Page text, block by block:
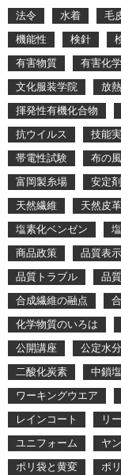
法令
水着 毛
機能性
検針
有害物質
有害化
文化服装学院
放熱
揮発性有機化合物
抗ウイルス
技能
帯電性試験
布の
富岡製糸場
安定剤
天然繊維
天然皮革
塩素化ベンゼン
商品政策
品質表示
品質トラブル
品
合成繊維の融点
化学物質のいろは
公開講座
公定水
二酸化炭素
中鎖
ワーキングウエア
レインコート
リ
ユニフォーム
ヤ
ポリ袋と黄変
ポ